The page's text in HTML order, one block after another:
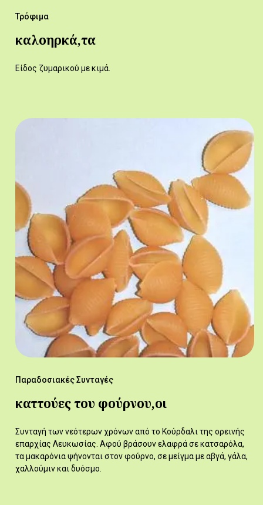
Τρόφιμα
καλοηρκά,τα
Είδος ζυμαρικού με κιμά.
Παραδοσιακές Συνταγές
καττούες του φούρνου,οι
Συνταγή των νεότερων χρόνων από το Κούρδαλι της ορεινής
επαρχίας Λευκωσίας. Αφού βράσουν ελαφρά σε κατσαρόλα,
τα μακαρόνια ψήνονται στον φούρνο, σε μείγμα με αβγά, γάλα,
χαλλούμιν και δυόσμο.